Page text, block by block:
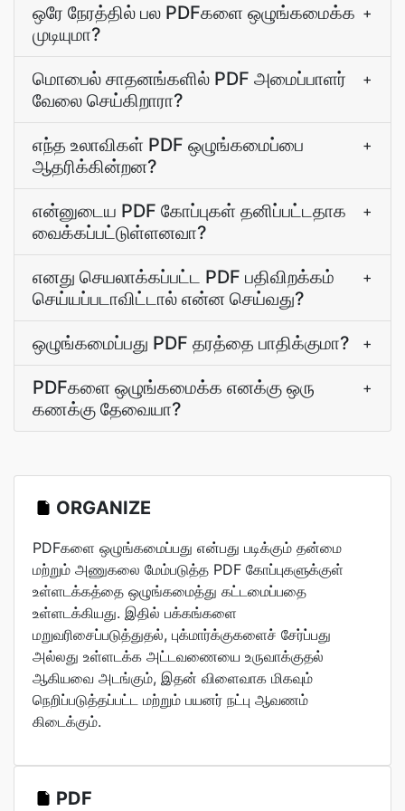
ஒரே நேரத்தில் பல PDFகளை ஒழுங்கமைக்க
முடியுமா?
+
மொபைல் சாதனங்களில் PDF அமைப்பாளர்
வேலை செய்கிறாரா?
+
எந்த உலாவிகள் PDF ஒழுங்கமைப்பை
ஆதரிக்கின்றன?
+
என்னுடைய PDF கோப்புகள் தனிப்பட்டதாக
வைக்கப்பட்டுள்ளனவா?
+
எனது செயலாக்கப்பட்ட PDF பதிவிறக்கம்
செய்யப்படாவிட்டால் என்ன செய்வது?
+
ஒழுங்கமைப்பது PDF தரத்தை பாதிக்குமா? +
PDFகளை ஒழுங்கமைக்க எனக்கு ஒரு
கணக்கு தேவையா?
+
ORGANIZE
PDFகளை ஒழுங்கமைப்பது என்பது படிக்கும் தன்மை
மற்றும் அணுகலை மேம்படுத்த PDF கோப்புகளுக்குள்
உள்ளடக்கத்தை ஒழுங்கமைத்து கட்டமைப்பதை
உள்ளடக்கியது. இதில் பக்கங்களை
மறுவரிசைப்படுத்துதல், புக்மார்க்குகளைச் சேர்ப்பது
அல்லது உள்ளடக்க அட்டவணையை உருவாக்குதல்
ஆகியவை அடங்கும், இதன் விளைவாக மிகவும்
நெறிப்படுத்தப்பட்ட மற்றும் பயனர் நட்பு ஆவணம்
கிடைக்கும்.
PDF